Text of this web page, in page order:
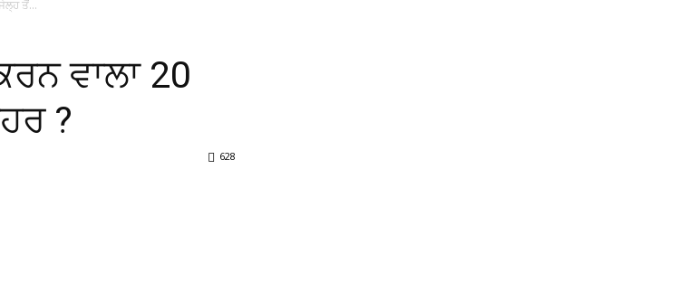
ਤੋਂ...
ਵਾਲਾ 20
?
628